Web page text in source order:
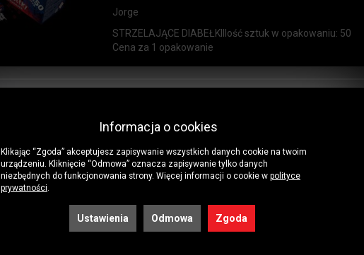
Jorge
STRZELAJĄCE DIABEŁKIIlość sztuk w opakowaniu: 50
Cena za 1 opakowanie
JZ03 SZNUR ZAPALARKA
PIROTECHNICZNA SZNU...
Jorge
JZ03 - ZAPALARKA PIROTECHNICZNA
Informacja o cookies
Klikając “Zgoda” akceptujesz zapisywanie wszystkich danych cookie na twoim
urządzeniu. Kliknięcie “Odmowa” oznacza zapisywanie tylko danych
niezbędnych do funkcjonowania strony. Więcej informacji o cookie w polityce
prywatności.
Ustawienia Odmowa Zgoda